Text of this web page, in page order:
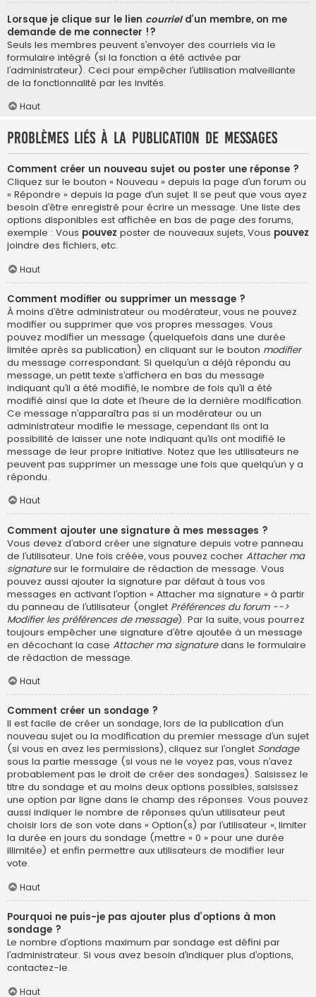
Lorsque je clique sur le lien courrield’un membre, on me
demande de me connecter !?
Seuls les membres peuvent s’envoyer des courriels via le
formulaire intégré (si la fonction a été activée par
l’administrateur). Ceci pour empêcher l’utilisation malveillante
de la fonctionnalité par les invités.
Haut
Problèmes liés à la publication de messages
Comment créer un nouveau sujet ou poster une réponse ?
Cliquez sur le bouton « Nouveau » depuis la page d’un forum ou
« Répondre » depuis la page d’un sujet. Il se peut que vous ayez
besoin d’être enregistré pour écrire un message. Une liste des
options disponibles est affichée en bas de page des forums,
exemple : Vous pouvez poster de nouveaux sujets, Vous pouvez
joindre des fichiers, etc.
Haut
Comment modifier ou supprimer un message ?
À moins d’être administrateur ou modérateur, vous ne pouvez
modifier ou supprimer que vos propres messages. Vous
pouvez modifier un message (quelquefois dans une durée
limitée après sa publication) en cliquant sur le bouton modifier
du message correspondant. Si quelqu’un a déjà répondu au
message, un petit texte s’affichera en bas du message
indiquant qu’il a été modifié, le nombre de fois qu’il a été
modifié ainsi que la date et l’heure de la dernière modification.
Ce message n’apparaîtra pas si un modérateur ou un
administrateur modifie le message, cependant ils ont la
possibilité de laisser une note indiquant qu’ils ont modifié le
message de leur propre initiative. Notez que les utilisateurs ne
peuvent pas supprimer un message une fois que quelqu’un y a
répondu.
Haut
Comment ajouter une signature à mes messages ?
Vous devez d’abord créer une signature depuis votre panneau
de l’utilisateur. Une fois créée, vous pouvez cocher Attacher ma
signaturesur le formulaire de rédaction de message. Vous
pouvez aussi ajouter la signature par défaut à tous vos
messages en activant l’option « Attacher ma signature » à partir
du panneau de l’utilisateur (onglet Préférences du forum -->
Modifier les préférences de message). Par la suite, vous pourrez
toujours empêcher une signature d’être ajoutée à un message
en décochant la case Attacher ma signaturedans le formulaire
de rédaction de message.
Haut
Comment créer un sondage ?
Il est facile de créer un sondage, lors de la publication d’un
nouveau sujet ou la modification du premier message d’un sujet
(si vous en avez les permissions), cliquez sur l’onglet Sondage
sous la partie message (si vous ne le voyez pas, vous n’avez
probablement pas le droit de créer des sondages). Saisissez le
titre du sondage et au moins deux options possibles, saisissez
une option par ligne dans le champ des réponses. Vous pouvez
aussi indiquer le nombre de réponses qu’un utilisateur peut
choisir lors de son vote dans « Option(s) par l’utilisateur », limiter
la durée en jours du sondage (mettre « 0 » pour une durée
illimitée) et enfin permettre aux utilisateurs de modifier leur
vote.
Haut
Pourquoi ne puis-je pas ajouter plus d’options à mon
sondage ?
Le nombre d’options maximum par sondage est défini par
l’administrateur. Si vous avez besoin d’indiquer plus d’options,
contactez-le.
Haut